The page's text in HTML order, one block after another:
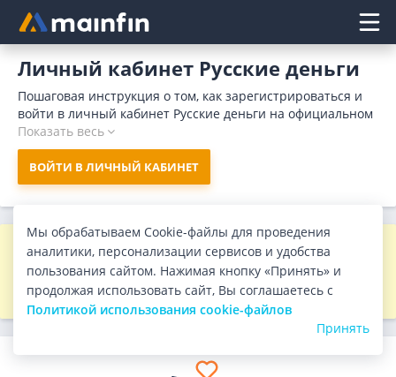
Главное меню
Личный кабинет Русские деньги
Пошаговая инструкция о том, как зарегистрироваться и
войти в личный кабинет Русские деньги на официальном
сайте компании. Мфо предоставляет микрозаймы на
карту или наличными до 0 рублей под 0% на срок до 0
дней. Зарегистрируйтесь в личном кабинете Русские
деньги и оформите займ не выходя из дома.
Показать весь
ВОЙТИ В ЛИЧНЫЙ КАБИНЕТ
Данная МФО исключена из
государственного реестра
микрофинансовых организаций
Мы обрабатываем Cookie-файлы для проведения
аналитики, персонализации сервисов и удобства
пользования сайтом. Нажимая кнопку «Принять» и
продолжая использовать сайт, Вы соглашаетесь с
Политикой использования cookie-файлов
Принять